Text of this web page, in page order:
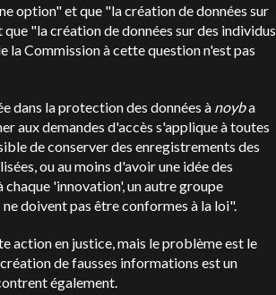
option" et que "la création de données sur
"la création de données sur des individus
la Commission à cette question n'est pas
dans la protection des données à noyba
aux demandes d'accès s'applique à toutes
de conserver des enregistrements des
ou au moins d'avoir une idée des
'innovation', un autre groupe
doivent pas être conformes à la loi".
action en justice, mais le problème est le
de fausses informations est un
également.